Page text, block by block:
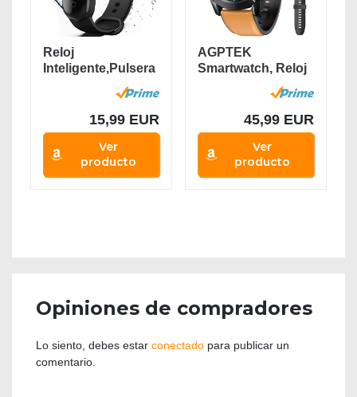
Reloj
Inteligente,Pulsera
de Actividad...
15,99 EUR
Ver
producto
AGPTEK
Smartwatch, Reloj
Inteligente 1.3 Inch
45,99 EUR
Ver
producto
Opiniones de compradores
Lo siento, debes estar conectado para publicar un
comentario.